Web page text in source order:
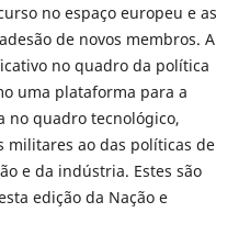
no espaço europeu e as
de novos membros. A
no quadro da política
uma plataforma para a
no quadro tecnológico,
militares ao das políticas de
e da indústria. Estes são
edição da Nação e